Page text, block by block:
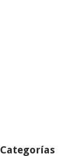
Categorías